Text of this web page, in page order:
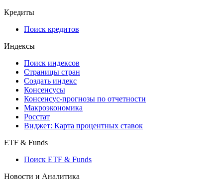
Кредиты
Поиск кредитов
Индексы
Поиск индексов
Страницы стран
Создать индекс
Консенсусы
Консенсус-прогнозы по отчетности
Макроэкономика
Росстат
Виджет: Карта процентных ставок
ETF & Funds
Поиск ETF & Funds
Новости и Аналитика